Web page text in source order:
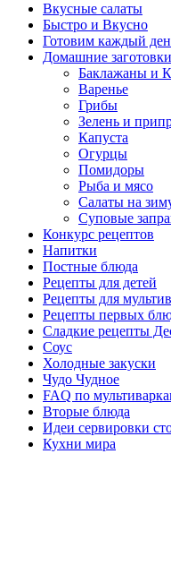
Вкусные салаты
Быстро и Вкусно
Готовим каждый
Домашние заготовки
Баклажаны и
Варенье
Грибы
Зелень и
Капуста
Огурцы
Помидоры
Рыба и мясо
Салаты на
Суповые
Конкурс рецептов
Напитки
Постные блюда
Рецепты для детей
Рецепты для
Рецепты первых
Сладкие рецепты
Соус
Холодные закуски
Чудо Чудное
FAQ по
Вторые блюда
Идеи сервировки
Кухни мира